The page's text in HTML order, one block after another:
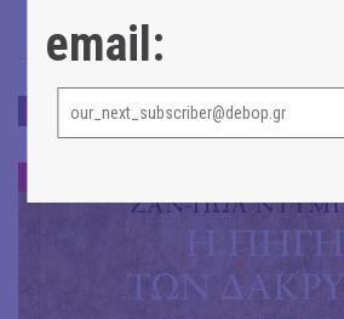
DE-BOOK
email: